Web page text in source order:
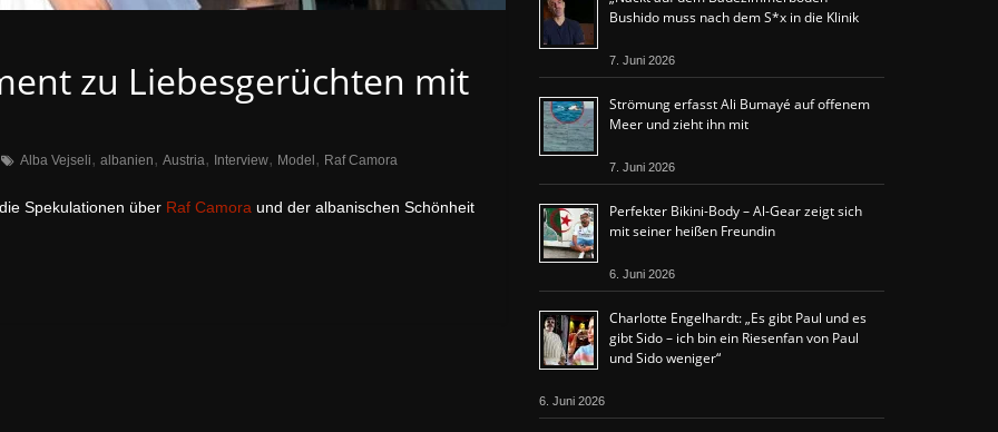
zu Liebesgerüchten mit
Alba Vejseli, albanien, Austria, Interview, Model , Raf Camora
Spekulationen über Raf Camora und der albanischen Schönheit
Bushido muss nach dem S*x in die Klinik
7. Juni 2026
Strömung erfasst Ali Bumayé auf offenem
Meer und zieht ihn mit
7. Juni 2026
Perfekter Bikini-Body – Al-Gear zeigt sich
mit seiner heißen Freundin
6. Juni 2026
Charlotte Engelhardt: „Es gibt Paul und es
gibt Sido – ich bin ein Riesenfan von Paul
und Sido weniger“
6. Juni 2026